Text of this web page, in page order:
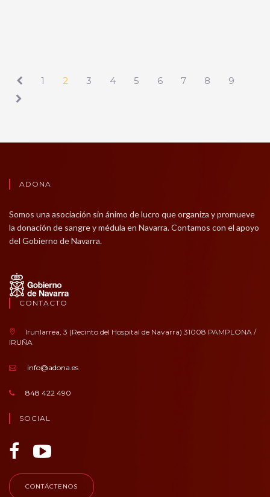
1 2 3 4 5 6 7 8 9
ADONA
Somos una asociación sin ánimo de lucro que organiza y promueve
la donación de sangre y médula en Navarra. Contamos con el apoyo
del Gobierno de Navarra.
CONTACTO
Irunlarrea, 3 (Recinto del Hospital de Navarra) 31008 PAMPLONA /
IRUÑA
info@adona.es
848 422 490
SOCIAL
CONTÁCTENOS